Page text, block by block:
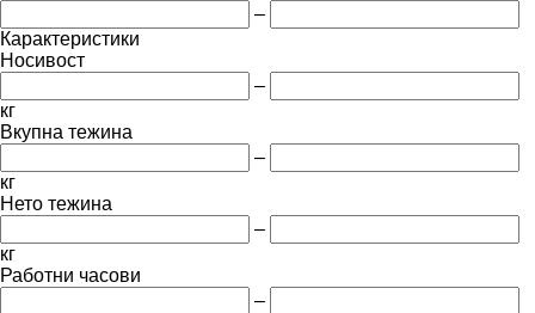
–
Карактеристики
Носивост
–
кг
Вкупна тежина
–
кг
Нето тежина
–
кг
Работни часови
–